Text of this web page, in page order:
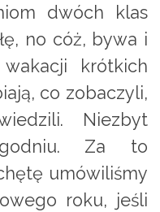
dwóch klas
no cóż, bywa i
krótkich
co zobaczyli,
Niezbyt
Za to
umówiliśmy
roku, jeśli